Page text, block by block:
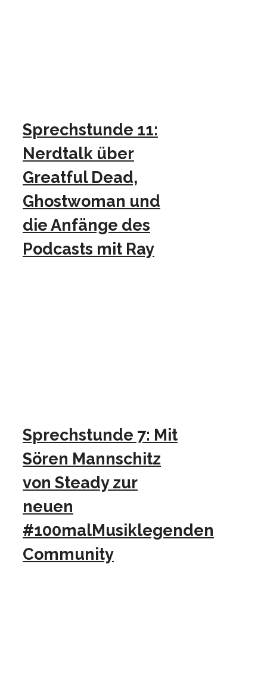
Sprechstunde 11:
Nerdtalk über
Greatful Dead,
Ghostwoman und
die Anfänge des
Podcasts mit Ray
Sprechstunde 7: Mit
Sören Mannschitz
von Steady zur
neuen
#100malMusiklegenden
Community